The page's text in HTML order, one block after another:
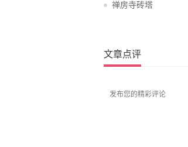
禅房寺砖塔
文章点评